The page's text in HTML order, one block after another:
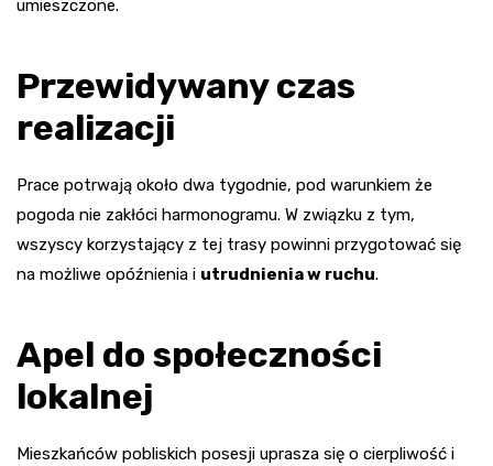
umieszczone.
Przewidywany czas
realizacji
Prace potrwają około dwa tygodnie, pod warunkiem że
pogoda nie zakłóci harmonogramu. W związku z tym,
wszyscy korzystający z tej trasy powinni przygotować się
na możliwe opóźnienia i utrudnienia w ruchu.
Apel do społeczności
lokalnej
Mieszkańców pobliskich posesji uprasza się o cierpliwość i